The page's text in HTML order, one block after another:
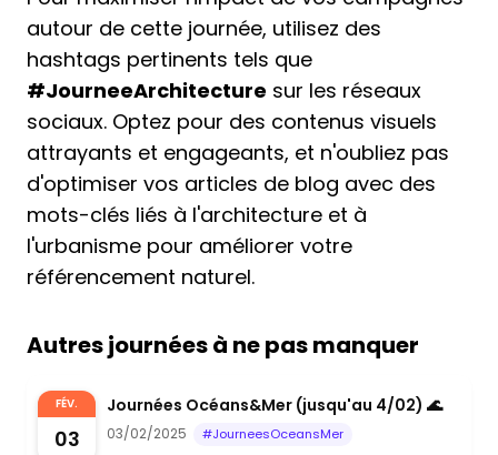
autour de cette journée, utilisez des
hashtags pertinents tels que
#JourneeArchitecture sur les réseaux
sociaux. Optez pour des contenus visuels
attrayants et engageants, et n'oubliez pas
d'optimiser vos articles de blog avec des
mots-clés liés à l'architecture et à
l'urbanisme pour améliorer votre
référencement naturel.
Autres journées à ne pas manquer
FÉV.
03
Journées Océans&Mer (jusqu'au 4/02) 🌊
03/02/2025 #JourneesOceansMer